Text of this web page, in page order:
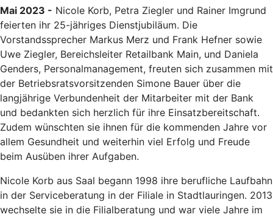
Mai 2023 - Nicole Korb, Petra Ziegler und Rainer Imgrund
feierten ihr 25-jähriges Dienstjubiläum. Die
Vorstandssprecher Markus Merz und Frank Hefner sowie
Uwe Ziegler, Bereichsleiter Retailbank Main, und Daniela
Genders, Personalmanagement, freuten sich zusammen mit
der Betriebsratsvorsitzenden Simone Bauer über die
langjährige Verbundenheit der Mitarbeiter mit der Bank
und bedankten sich herzlich für ihre Einsatzbereitschaft.
Zudem wünschten sie ihnen für die kommenden Jahre vor
allem Gesundheit und weiterhin viel Erfolg und Freude
beim Ausüben ihrer Aufgaben.
Nicole Korb aus Saal begann 1998 ihre berufliche Laufbahn
in der Serviceberatung in der Filiale in Stadtlauringen. 2013
wechselte sie in die Filialberatung und war viele Jahre im